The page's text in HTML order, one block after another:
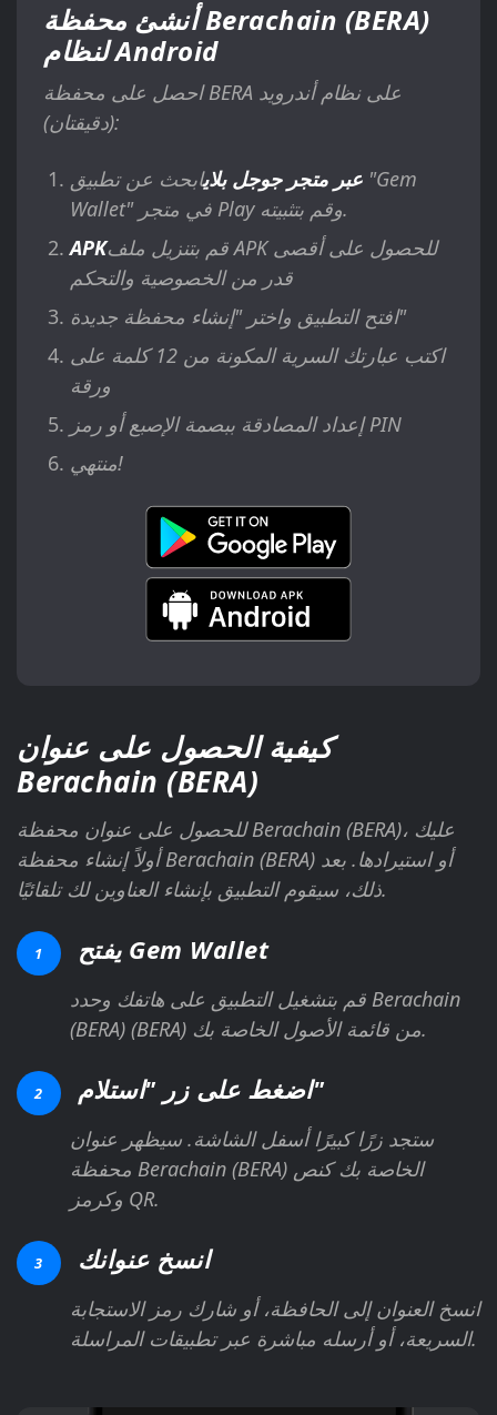
أنشئ محفظة Berachain (BERA)
لنظام Android
احصل على محفظة BERA على نظام أندرويد
(دقيقتان):
عبر متجر جوجل بلايابحث عن تطبيق "Gem
Wallet" في متجر Play وقم بتثبيته.
APKقم بتنزيل ملف APK للحصول على أقصى
قدر من الخصوصية والتحكم
افتح التطبيق واختر "إنشاء محفظة جديدة"
اكتب عبارتك السرية المكونة من 12 كلمة على
ورقة
إعداد المصادقة ببصمة الإصبع أو رمز PIN
منتهي!
كيفية الحصول على عنوان
Berachain (BERA)
للحصول على عنوان محفظة Berachain (BERA)، عليك
أولاً إنشاء محفظة Berachain (BERA) أو استيرادها. بعد
ذلك، سيقوم التطبيق بإنشاء العناوين لك تلقائيًا.
1 يفتح Gem Wallet
قم بتشغيل التطبيق على هاتفك وحدد Berachain
(BERA) (BERA) من قائمة الأصول الخاصة بك.
2 اضغط على زر "استلام"
ستجد زرًا كبيرًا أسفل الشاشة. سيظهر عنوان
محفظة Berachain (BERA) الخاصة بك كنص
وكرمز QR.
3 انسخ عنوانك
انسخ العنوان إلى الحافظة، أو شارك رمز الاستجابة
السريعة، أو أرسله مباشرة عبر تطبيقات المراسلة.